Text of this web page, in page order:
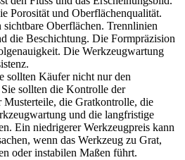
Porosität und Oberflächenqualität.
Oberflächen. Trennlinien
die Beschichtung. Die Formpräzision
Die Werkzeugwartung
sollten Käufer nicht nur den
sollten die Kontrolle der
Musterteile, die Gratkontrolle, die
und die langfristige
Ein niedrigerer Werkzeugpreis kann
wenn das Werkzeug zu Grat,
oder instabilen Maßen führt.